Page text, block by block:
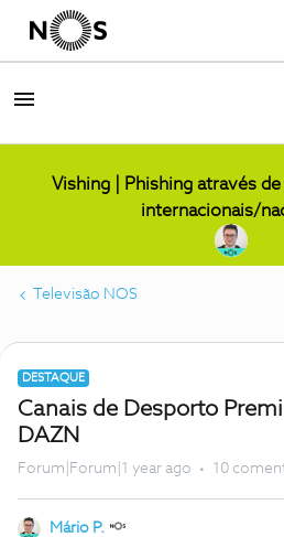
Vishing | Phishing através
internacionais/
Televisão NOS
DESTAQUE
Canais de Desporto
DAZN
Forum|Forum|1 year ago 10
Mário P.